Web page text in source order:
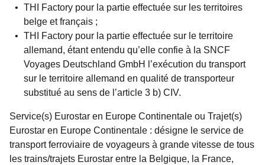
THI Factory pour la partie effectuée sur les territoires
belge et français ;
THI Factory pour la partie effectuée sur le territoire
allemand, étant entendu qu’elle confie à la SNCF
Voyages Deutschland GmbH l’exécution du transport
sur le territoire allemand en qualité de transporteur
substitué au sens de l’article 3 b) CIV.
Service(s) Eurostar en Europe Continentale ou Trajet(s)
Eurostar en Europe Continentale : désigne le service de
transport ferroviaire de voyageurs à grande vitesse de tous
les trains/trajets Eurostar entre la Belgique, la France,